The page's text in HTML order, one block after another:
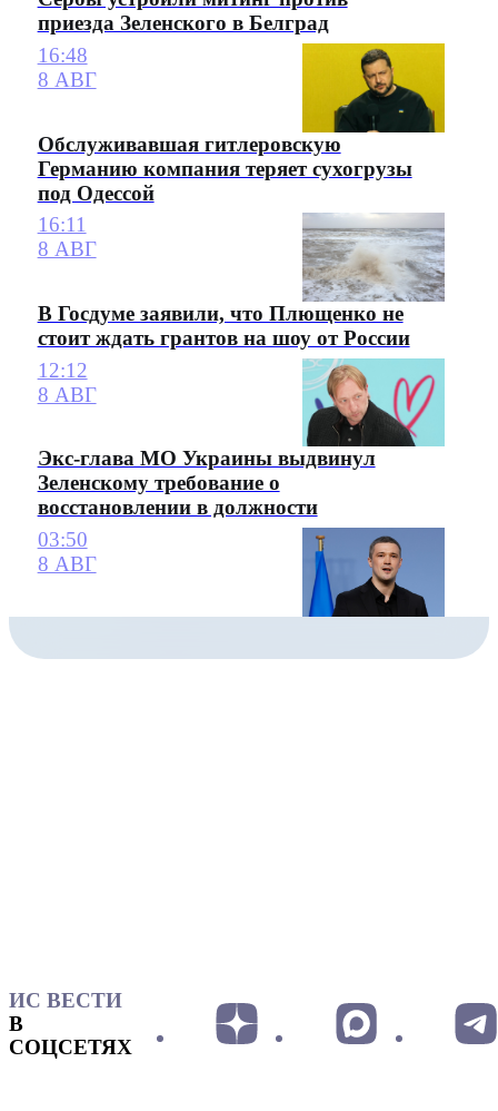
приезда Зеленского в Белград
16:48
8 АВГ
Обслуживавшая гитлеровскую
Германию компания теряет сухогрузы
под Одессой
16:11
8 АВГ
В Госдуме заявили, что Плющенко не
стоит ждать грантов на шоу от России
12:12
8 АВГ
Экс-глава МО Украины выдвинул
Зеленскому требование о
восстановлении в должности
03:50
8 АВГ
ИС ВЕСТИ
В
СОЦСЕТЯХ